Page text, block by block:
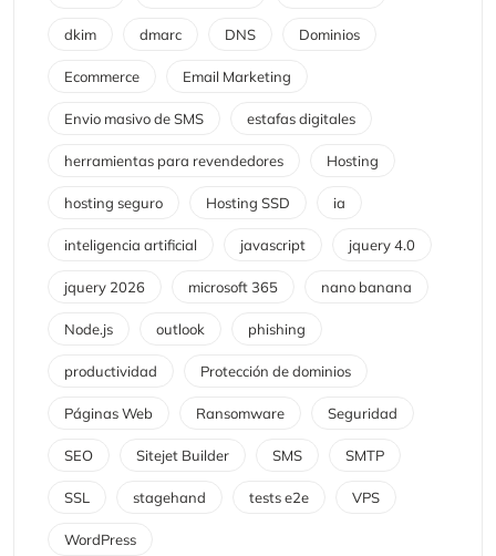
dkim dmarc DNS Dominios
Ecommerce Email Marketing
Envio masivo de SMS estafas digitales
herramientas para revendedores Hosting
hosting seguro Hosting SSD ia
inteligencia artificial javascript jquery 4.0
jquery 2026 microsoft 365 nano banana
Node.js outlook phishing
productividad Protección de dominios
Páginas Web Ransomware Seguridad
SEO Sitejet Builder SMS SMTP
SSL stagehand tests e2e VPS
WordPress